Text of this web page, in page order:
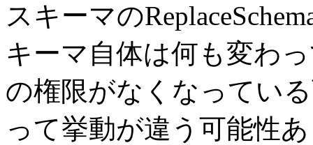
スキーマの
キーマ自体は何も変わ
の権限がなくなってい
って挙動が違う可能性